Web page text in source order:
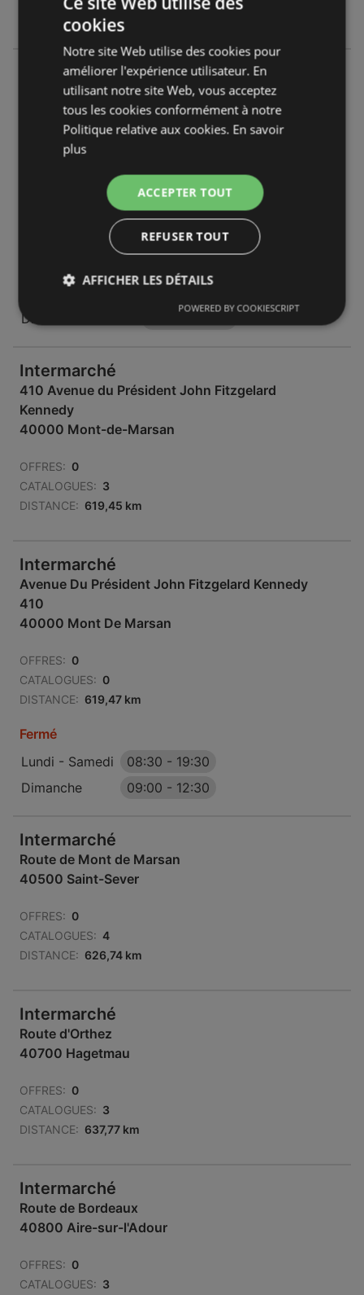
Dimanche
Intermarché
Route De Sabres 170
40420 Labrit
OFFRES: 0
596,63 km
09:00-12:15
Dimanche
Intermarché
410 Avenue du Président John Fitzgelard
Kennedy
40000 Mont-de-Marsan
OFFRES: 0
CATALOGUES: 3
DISTANCE: 619,45 km
Intermarché
Avenue Du Président John Fitzgelard Kennedy
410
40000 Mont De Marsan
OFFRES: 0
CATALOGUES: 0
DISTANCE: 619,47 km
Fermé
Lundi - Samedi
08:30 - 19:30
Dimanche
09:00 - 12:30
Intermarché
Route de Mont de Marsan
40500 Saint-Sever
OFFRES: 0
CATALOGUES: 4
DISTANCE: 626,74 km
Intermarché
Route d'Orthez
40700 Hagetmau
OFFRES: 0
CATALOGUES: 3
DISTANCE: 637,77 km
Intermarché
Route de Bordeaux
40800 Aire-sur-l'Adour
OFFRES: 0
CATALOGUES: 3
cookies
Notre site Web utilise des cookies pour
améliorer l'expérience utilisateur. En
utilisant notre site Web, vous acceptez
tous les cookies conformément à notre
Politique relative aux cookies. En savoir
plus
ACCEPTER TOUT
REFUSER TOUT
AFFICHER LES DÉTAILS
POWERED BY COOKIESCRIPT